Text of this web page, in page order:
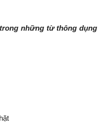
những từ thông dụng